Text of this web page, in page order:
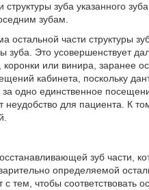
зуба указанного
зубам.
части структуры
зуба. Это усовершенствует
или винира, заранее
кабинета, поскольку
одно единственное
неудобство для пациента. К
зуб части,
определяемой
тем, чтобы соответствовать